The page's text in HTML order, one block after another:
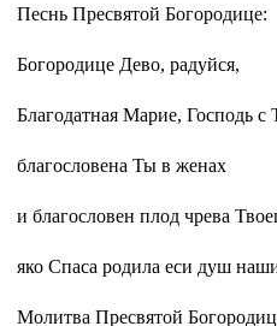
Песнь Пресвятой Богородице:
Богородице Дево, радуйся,
Благодатная Марие, Господь с
благословена Ты в женах
и благословен плод чрева
яко Спаса родила еси душ
Молитва Пресвятой